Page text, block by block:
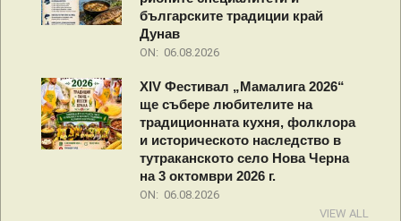
българските традиции край
Дунав
ON: 06.08.2026
XIV Фестивал „Мамалига 2026“
ще събере любителите на
традиционната кухня, фолклора
и историческото наследство в
тутраканското село Нова Черна
на 3 октомври 2026 г.
ON: 06.08.2026
VIEW ALL